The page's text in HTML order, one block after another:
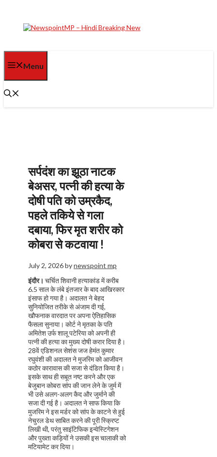
content
Menu
सर्पदंश का झूठा नाटक
बेअसर, पत्नी की हत्या के
दोषी पति को उम्रकैद,
पहले तकिये से गला
दबाया, फिर मृत शरीर को
कोबरा से कटवाया !
July 2, 2026bynewspoint mp
इंदौर। चर्चित शिवानी हत्याकांड में करीब
6.5 साल के लंबे इंतजार के बाद आखिरकार
इंसाफ हो गया है। अदालत ने बेहद
सुनियोजित तरीके से अंजाम दी गई,
खौफनाक वारदात पर अपना ऐतिहासिक
फैसला सुनाया। कोर्ट ने मृतका के पति
अमितेश उर्फ शालू पटेरिया को अपनी ही
पत्नी की हत्या का मुख्य दोषी करार दिया है।
28वें एडिशनल सेशंस जज हेमंत कुमार
रघुवंशी की अदालत ने मुजरिम को आजीवन
कठोर कारावास की सजा से दंडित किया है।
इसके साथ ही सबूत नष्ट करने और एक
बेजुबान कोबरा सांप की जान लेने के जुर्म में
भी उसे अलग-अलग कैद और जुर्माने की
सजा दी गई है। अदालत ने साफ किया कि
मुजरिम ने इस मर्डर को सांप के काटने से हुई
नेचुरल डेथ साबित करने की पूरी स्क्रिप्ट
लिखी थी, परंतु साइंटिफिक इन्वेस्टिगेशन
और पुख्ता कड़ियों ने उसकी इस चालाकी को
मटियामेट कर दिया।